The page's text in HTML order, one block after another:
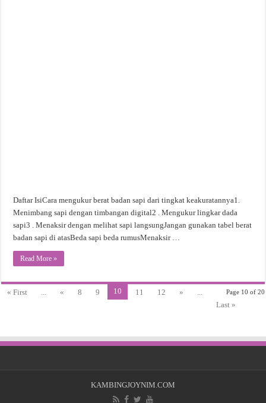
Daftar IsiCara mengukur berat badan sapi dari tingkat keakuratannya1.
Menimbang sapi dengan timbangan digital2 . Mengukur lingkar dada
sapi3 . Menaksir dengan melihat sapi langsungJangan gunakan tabel berat
badan sapi di atasBeda sapi beda rumusMenaksir …
Read More »
Page 10 of 20
« First ... « 8 9 10 11 12 »
...
Last »
KAMBINGJOYNIM.COM